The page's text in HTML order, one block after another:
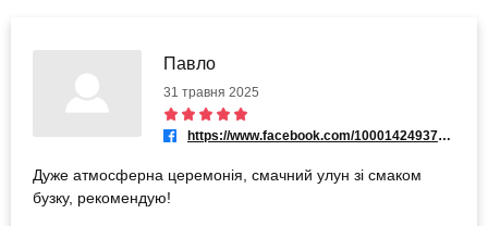
Павло
31 травня 2025
https://www.facebook.com/100014249371244
Дуже атмосферна церемонія, смачний улун зі смаком
бузку, рекомендую!